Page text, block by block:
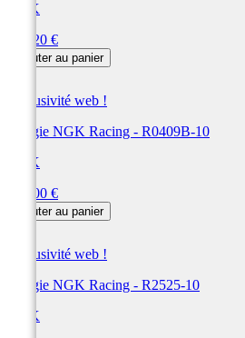
NGK
124,20 €
Ajouter au panier
Exclusivité web !
Bougie NGK Racing - R0409B-10
NGK
123,00 €
Ajouter au panier
Exclusivité web !
Bougie NGK Racing - R2525-10
NGK